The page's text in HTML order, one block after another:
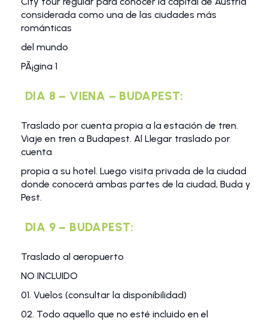
considerada como una de las ciudades más
románticas
del mundo
PÃ¡gina 1
DIA 8 – VIENA – BUDAPEST:
Traslado por cuenta propia a la estación de tren.
Viaje en tren a Budapest. Al Llegar traslado por
cuenta
propia a su hotel. Luego visita privada de la ciudad
donde conocerá ambas partes de la ciudad, Buda y
Pest.
DIA 9 – BUDAPEST:
Traslado al aeropuerto
NO INCLUIDO
01. Vuelos (consultar la disponibilidad)
02. Todo aquello que no esté incluido en el